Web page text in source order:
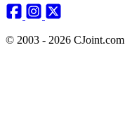
© 2003 - 2026 CJoint.com